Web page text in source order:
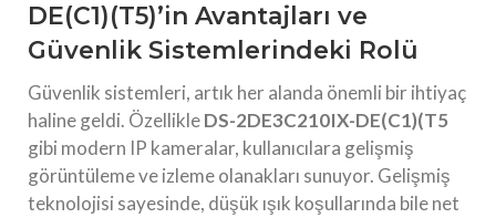
DE(C1)(T5)’in Avantajları ve
Güvenlik Sistemlerindeki Rolü
Güvenlik sistemleri, artık her alanda önemli bir ihtiyaç
haline geldi. ÖzellikleDS-2DE3C210IX-DE(C1)(T5
gibi modern IP kameralar, kullanıcılara gelişmiş
görüntüleme ve izleme olanakları sunuyor. Gelişmiş
teknolojisi sayesinde, düşük ışık koşullarında bile net